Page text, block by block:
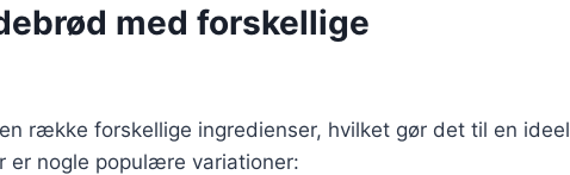
med forskellige
række forskellige ingredienser, hvilket gør det til en ideel
er nogle populære variationer: